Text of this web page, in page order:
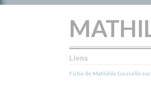
Liens
Fiche de Mathilde Gosselin sur